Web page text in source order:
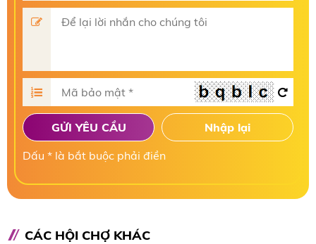
GỬI YÊU CẦU
Nhập lại
Dấu * là bắt buộc phải điền
CÁC HỘI CHỢ KHÁC